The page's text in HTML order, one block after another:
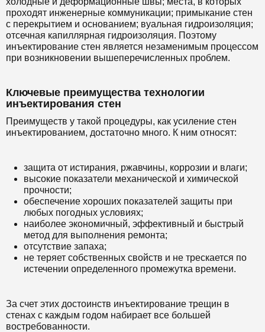
проходят инженерные коммуникации; примыкание стен
с перекрытием и основанием; вуальная гидроизоляция;
отсечная капиллярная гидроизоляция. Поэтому
инъектирование стен является незаменимым процессом
при возникновении вышеперечисленных проблем.
Ключевые преимущества технологии
инъектирования стен
Преимуществ у такой процедуры, как усиление стен
инъектированием, достаточно много. К ним относят:
защита от истирания, ржавчины, коррозии и влаги;
высокие показатели механической и химической
прочности;
обеспечение хороших показателей защиты при
любых погодных условиях;
наиболее экономичный, эффективный и быстрый
метод для выполнения ремонта;
отсутствие запаха;
не теряет собственных свойств и не трескается по
истечении определенного промежутка времени.
За счет этих достоинств инъектирование трещин в
стенах с каждым годом набирает все большей
востребованности.